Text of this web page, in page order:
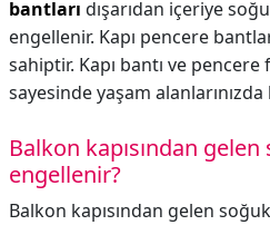
bantları dışarıdan içeriye
engellenir. Kapı pencere
sahiptir. Kapı bantı ve pencere
sayesinde yaşam
Balkon kapısından gelen
engellenir?
Balkon kapısından gelen